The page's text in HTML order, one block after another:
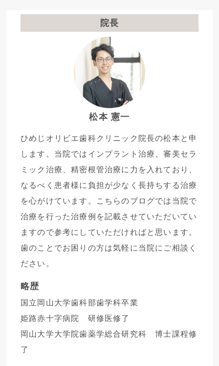
院長
松本 憲一
ひめじオリビエ歯科クリニック院長の松本と申
します。当院ではインプラント治療、審美セラ
ミック治療、精密根管治療に力を入れており、
なるべく患者様に負担が少なく長持ちする治療
を心がけています。こちらのブログでは当院で
治療を行った治療例を記載させていただいてい
ますので参考にしていただければと思います。
歯のことでお困りの方は気軽に当院にご相談く
ださい。
略歴
国立岡山大学歯科部歯学科卒業
姫路赤十字病院 研修医修了
岡山大学大学院歯薬学総合研究科 博士課程修
了